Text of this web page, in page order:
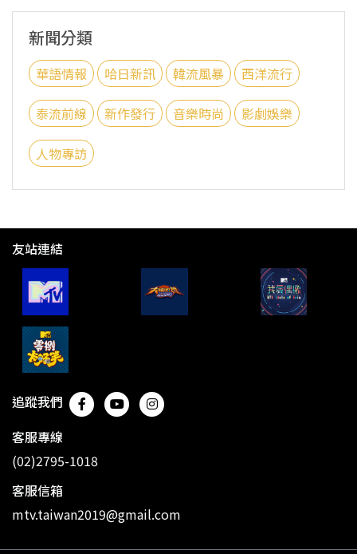
新聞分類
華語情報 哈日新訊 韓流風暴 西洋流行
泰流前線 新作發行 音樂時尚 影劇娛樂
人物專訪
友站連結
追蹤我們
客服專線
(02)2795-1018
客服信箱
mtv.taiwan2019@gmail.com